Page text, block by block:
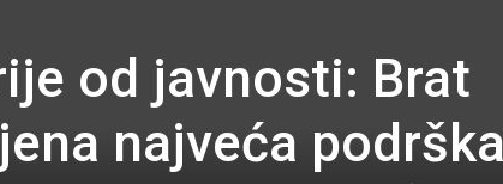
od javnosti: Brat
najveća